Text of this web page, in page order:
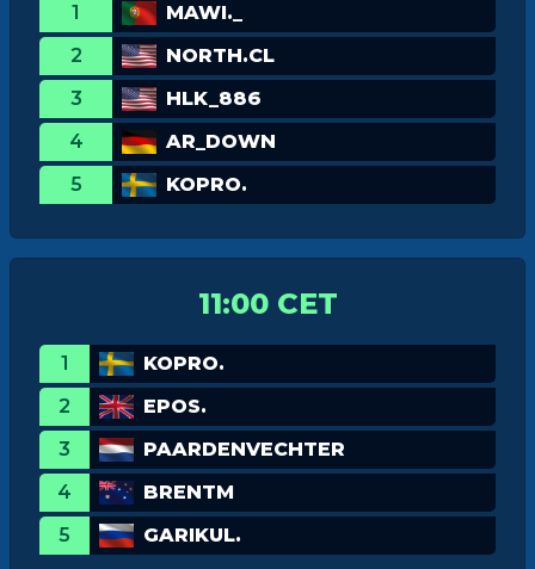
1
MAWI._
2
NORTH.CL
3
HLK_886
4
AR_DOWN
5
KOPRO.
11:00 CET
1
KOPRO.
2
EPOS.
3
PAARDENVECHTER
4
BRENTM
5
GARIKUL.